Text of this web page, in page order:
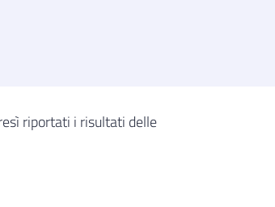
riportati i risultati delle